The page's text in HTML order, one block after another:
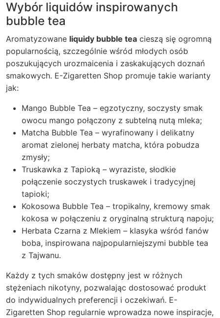
Wybór liquidów inspirowanych
bubble tea
Aromatyzowane liquidy bubble tea cieszą się ogromną
popularnością, szczególnie wśród młodych osób
poszukujących urozmaicenia i zaskakujących doznań
smakowych. E-Zigaretten Shop promuje takie warianty
jak:
Mango Bubble Tea – egzotyczny, soczysty smak
owocu mango połączony z subtelną nutą mleka;
Matcha Bubble Tea – wyrafinowany i delikatny
aromat zielonej herbaty matcha, która pobudza
zmysły;
Truskawka z Tapioką – wyraziste, słodkie
połączenie soczystych truskawek i tradycyjnej
tapioki;
Kokosowa Bubble Tea – tropikalny, kremowy smak
kokosa w połączeniu z oryginalną strukturą napoju;
Herbata Czarna z Mlekiem – klasyka wśród fanów
boba, inspirowana najpopularniejszymi bubble tea
z Tajwanu.
Każdy z tych smaków dostępny jest w różnych
stężeniach nikotyny, pozwalając dostosować produkt
do indywidualnych preferencji i oczekiwań. E-
Zigaretten Shop regularnie wprowadza nowe inspiracje,